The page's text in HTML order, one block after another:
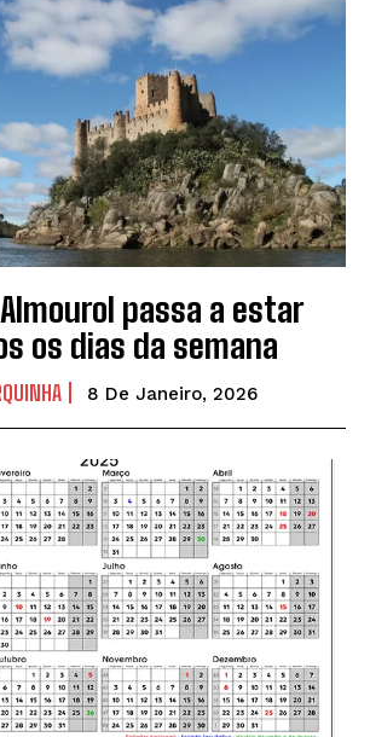
passa a estar
os dias da semana
8 De Janeiro, 2026